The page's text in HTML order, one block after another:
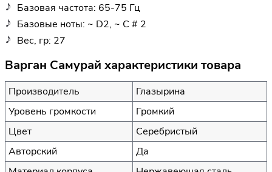
Базовая частота: 65-75 Гц
Базовые ноты: ~ D2, ~ C # 2
Вес, гр: 27
Варган Самурай характеристики товара
Производитель
Глазырина
Уровень громкости
Громкий
Цвет
Серебристый
Авторский
Да